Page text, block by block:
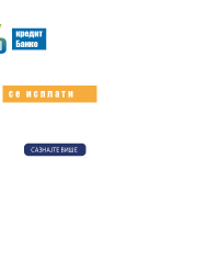
sve? FOTO/VIDEO
redakcije A1tv iz Novog
od 42,2 stepena